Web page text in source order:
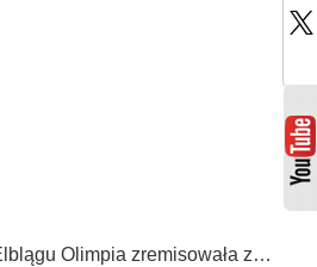
Olimpia zremisowała z…